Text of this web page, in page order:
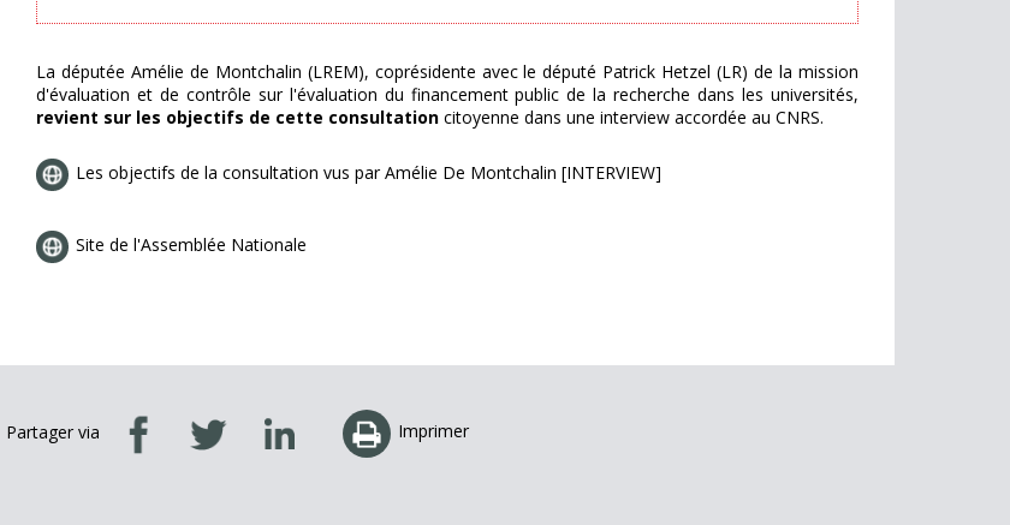
La députée Amélie de Montchalin (LREM), coprésidente avec le député Patrick Hetzel (LR) de la mission
d'évaluation et de contrôle sur l'évaluation du financement public de la recherche dans les universités,
revient sur les objectifs de cette consultation citoyenne dans une interview accordée au CNRS.
Les objectifs de la consultation vus par Amélie De Montchalin [INTERVIEW]
Site de l'Assemblée Nationale
Partager via Imprimer